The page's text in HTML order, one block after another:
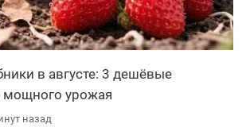
в августе: 3 дешёвые
мощного урожая
назад